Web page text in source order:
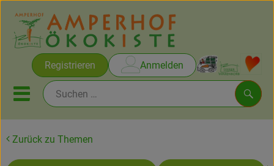
Registrieren Anmelden
Mobiles Menu öffnen oder
Zurück zu Themen